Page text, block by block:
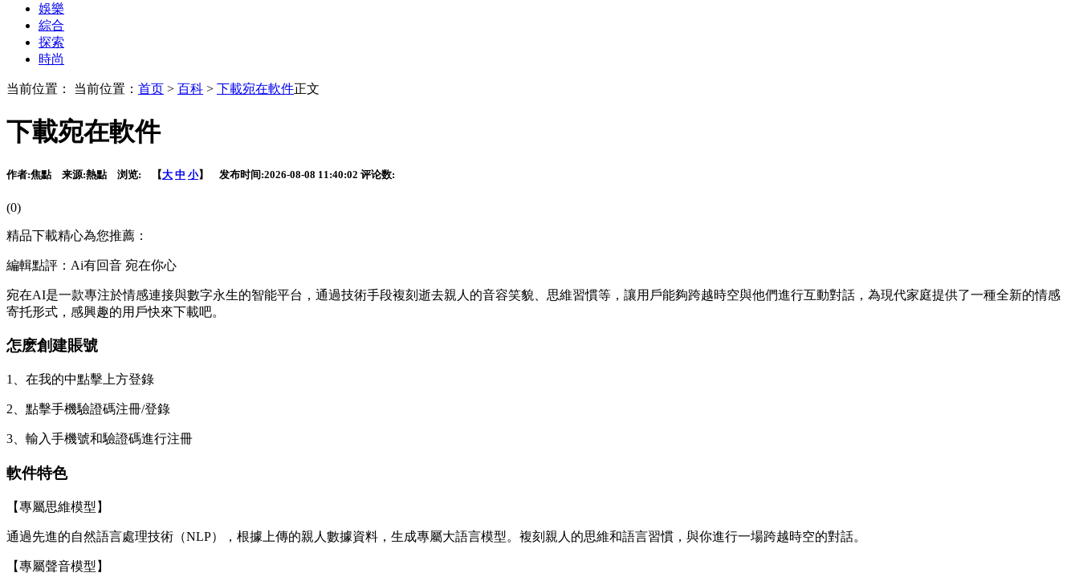
娛樂
綜合
探索
時尚
当前位置： 当前位置： 首页 > 百科 > 下載宛在軟件正文
下載宛在軟件
作者:焦點 来源:熱點 浏览: 【大 中 小】 发布时间:2026-08-08 11:40:02 评论数:
(0)
精品下載精心為您推薦：
編輯點評：Ai有回音 宛在你心
宛在AI是一款專注於情感連接與數字永生的智能平台，通過技術手段複刻逝去親人的音容笑貌、思維習慣等， 讓用戶能夠跨越時空與他們進行互動對話，為現代家庭提供了一種全新的情感
寄托形式，感興趣的用戶快來下載吧。
怎麽創建賬號
1、在我的中點擊上方登錄
2、點擊手機驗證碼注冊/登錄
3、 輸入手機號和驗證碼進行注冊
軟件特色
【專屬思維模型】
通過先進的自然語言處理技術（NLP），根據上傳的親人數據資料，生成專屬大語言模型。複刻親人的思維和語言習慣，與你進行一場跨越時空的對話。
【專屬聲音模型】